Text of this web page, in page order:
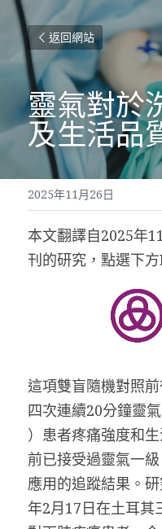
返回網站
靈氣對於
及生活品
2025年11月26日
本文翻譯自2025年
刊的研究，點選下
這項雙盲隨機對照
四次連續20分鐘靈
）患者疼痛強度和
前已接受過靈氣一
應用的追蹤結果。
年2月17日在土耳其